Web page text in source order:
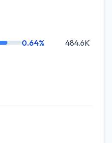
0.64% 484.6K